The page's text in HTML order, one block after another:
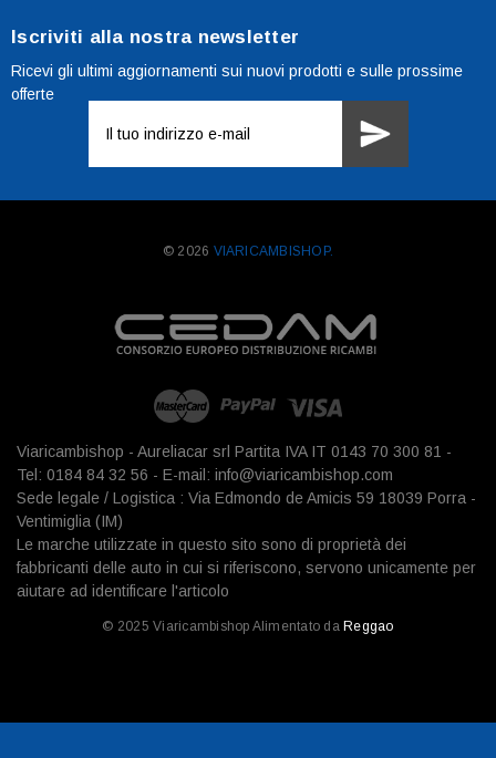
Iscriviti alla nostra newsletter
Ricevi gli ultimi aggiornamenti sui nuovi prodotti e sulle prossime
offerte
mail
© 2026 VIARICAMBISHOP.
Viaricambishop - Aureliacar srl Partita IVA IT 0143 70 300 81 -
Tel: 0184 84 32 56 - E-mail: info@viaricambishop.com
Sede legale / Logistica : Via Edmondo de Amicis 59 18039 Porra -
Ventimiglia (IM)
Le marche utilizzate in questo sito sono di proprietà dei
fabbricanti delle auto in cui si riferiscono, servono unicamente per
aiutare ad identificare l'articolo
© 2025 Viaricambishop Alimentato da Reggao